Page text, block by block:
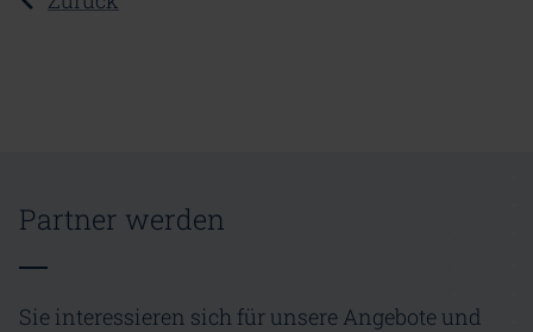
Partner werden
Sie interessieren sich für unsere Angebote und